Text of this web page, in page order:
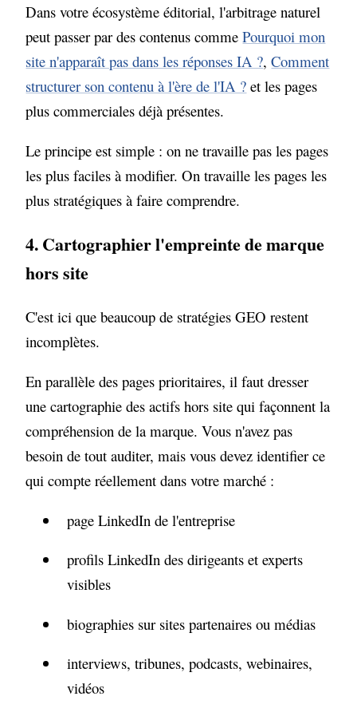
Dans votre écosystème éditorial, l'arbitrage naturel
peut passer par des contenus commePourquoi mon
site n'apparaît pas dans les réponses IA ?,Comment
structurer son contenu à l'ère de l'IA ? et les pages
plus commerciales déjà présentes.
Le principe est simple : on ne travaille pas les pages
les plus faciles à modifier. On travaille les pages les
plus stratégiques à faire comprendre.
4. Cartographier l'empreinte de marque
hors site
C'est ici que beaucoup de stratégies GEO restent
incomplètes.
En parallèle des pages prioritaires, il faut dresser
une cartographie des actifs hors site qui façonnent la
compréhension de la marque. Vous n'avez pas
besoin de tout auditer, mais vous devez identifier ce
qui compte réellement dans votre marché :
page LinkedIn de l'entreprise
profils LinkedIn des dirigeants et experts
visibles
biographies sur sites partenaires ou médias
interviews, tribunes, podcasts, webinaires,
vidéos